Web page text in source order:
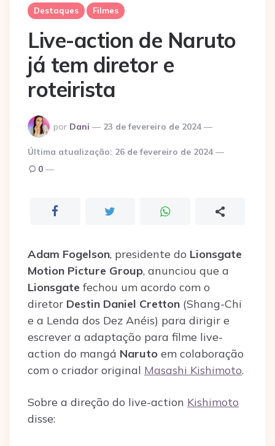
Destaques Filmes
Live-action de Naruto
já tem diretor e
roteirista
Postado
por
por Dani 23 de fevereiro de 2024
Última atualização: 26 de fevereiro de 2024
0
Adam Fogelson, presidente do Lionsgate
Motion Picture Group, anunciou que a
Lionsgate fechou um acordo com o
diretor Destin Daniel Cretton (Shang-Chi
e a Lenda dos Dez Anéis) para dirigir e
escrever a adaptação para filme live-
action do mangá Naruto em colaboração
com o criador original Masashi Kishimoto.
Sobre a direção do live-action Kishimoto
disse: